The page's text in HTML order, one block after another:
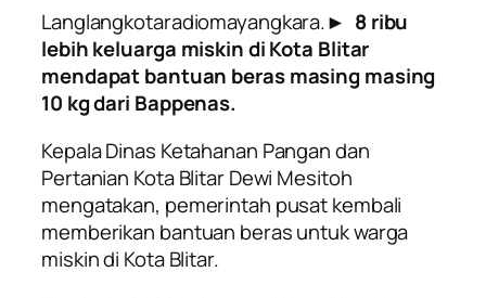
Langlangkotaradiomayangkara.► 8 ribu
lebih keluarga miskin di Kota Blitar
mendapat bantuan beras masing masing
10 kg dari Bappenas.
Kepala Dinas Ketahanan Pangan dan
Pertanian Kota Blitar Dewi Mesitoh
mengatakan, pemerintah pusat kembali
memberikan bantuan beras untuk warga
miskin di Kota Blitar.